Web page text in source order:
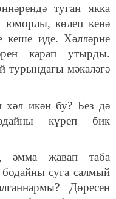
туган якка
юморлы, көлеп кенә
кеше иде. Хәлләрне
карап утырды.
турындагы мәкаләгә
икән бу? Без дә
күреп бик
әмма җавап таба
суга салмый
Дөресен